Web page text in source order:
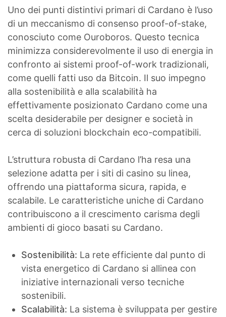
Uno dei punti distintivi primari di Cardano è l’uso
di un meccanismo di consenso proof-of-stake,
conosciuto come Ouroboros. Questo tecnica
minimizza considerevolmente il uso di energia in
confronto ai sistemi proof-of-work tradizionali,
come quelli fatti uso da Bitcoin. Il suo impegno
alla sostenibilità e alla scalabilità ha
effettivamente posizionato Cardano come una
scelta desiderabile per designer e società in
cerca di soluzioni blockchain eco-compatibili.
L’struttura robusta di Cardano l’ha resa una
selezione adatta per i siti di casino su linea,
offrendo una piattaforma sicura, rapida, e
scalabile. Le caratteristiche uniche di Cardano
contribuiscono a il crescimento carisma degli
ambienti di gioco basati su Cardano.
Sostenibilità: La rete efficiente dal punto di
vista energetico di Cardano si allinea con
iniziative internazionali verso tecniche
sostenibili.
Scalabilità: La sistema è sviluppata per gestire